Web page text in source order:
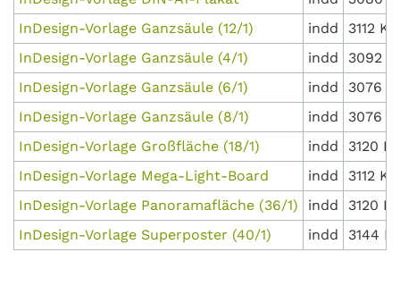
InDesign-Vorlage Ganzsäule (12/1)
indd
3112 KB
InDesign-Vorlage Ganzsäule (4/1)
indd
3092
InDesign-Vorlage Ganzsäule (6/1)
indd
3076
InDesign-Vorlage Ganzsäule (8/1)
indd
3076
InDesign-Vorlage Großfläche (18/1)
indd
3120
InDesign-Vorlage Mega-Light-Board
indd
3112 KB
InDesign-Vorlage Panoramafläche (36/1)
indd
3120
InDesign-Vorlage Superposter (40/1)
indd 3144